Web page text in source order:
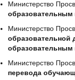
Министерство
образовательным
Министерство
образовательной
образовательным
Министерство
перевода